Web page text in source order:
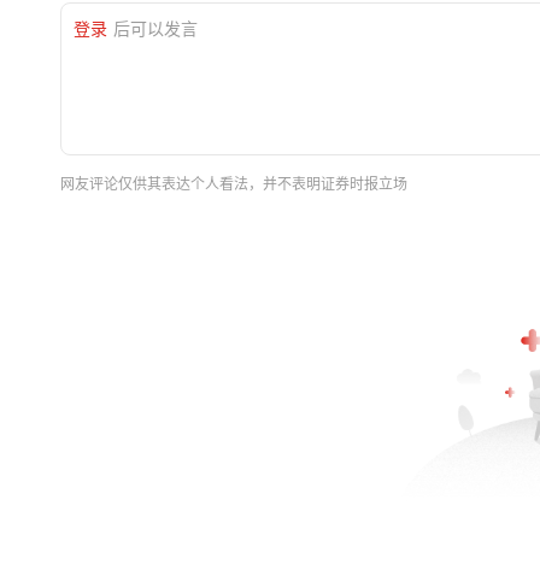
登录 后可以发言
网友评论仅供其表达个人看法，并不表明证券时报立场